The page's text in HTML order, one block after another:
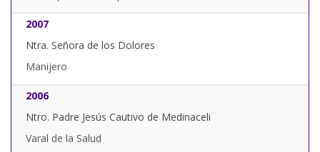
2007
Ntra. Señora de los Dolores
Manijero
2006
Ntro. Padre Jesús Cautivo de Medinaceli
Varal de la Salud